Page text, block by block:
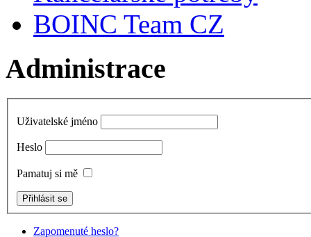
BOINC Team CZ
Administrace
Uživatelské jméno
Heslo
Pamatuj si mě
Zapomenuté heslo?